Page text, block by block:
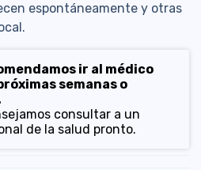
espontáneamente y otras
ir al médico
semanas o
consultar a un
de la salud pronto.